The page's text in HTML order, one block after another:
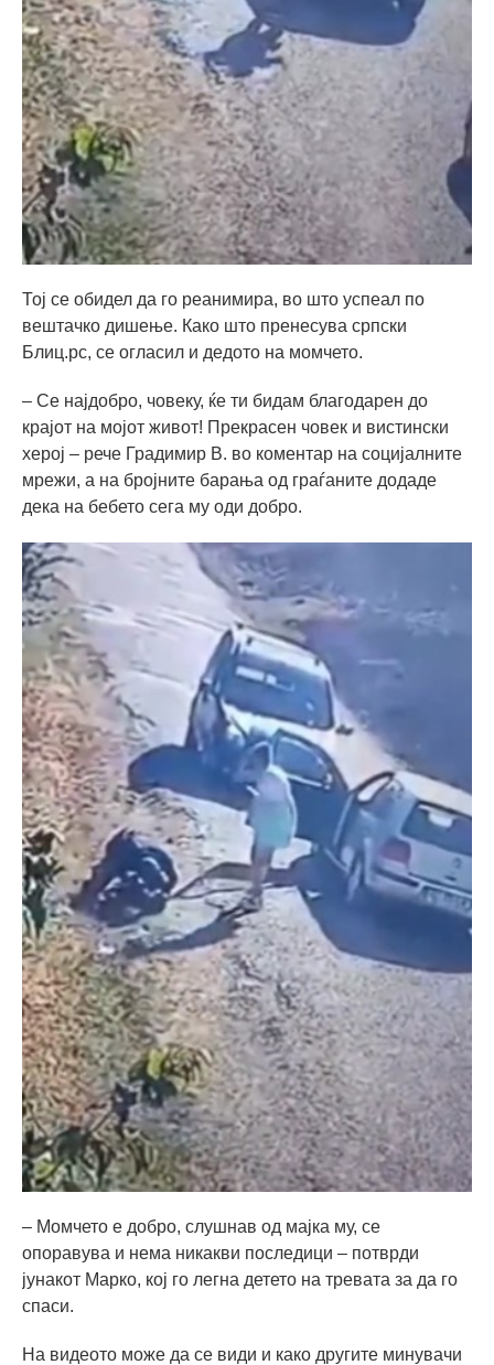
Тој се обидел да го реанимира, во што успеал по
вештачко дишење. Како што пренесува српски
Блиц.рс, се огласил и дедото на момчето.
– Се најдобро, човеку, ќе ти бидам благодарен до
крајот на мојот живот! Прекрасен човек и вистински
херој – рече Градимир В. во коментар на социјалните
мрежи, а на бројните барања од граѓаните додаде
дека на бебето сега му оди добро.
– Момчето е добро, слушнав од мајка му, се
опоравува и нема никакви последици – потврди
јунакот Марко, кој го легна детето на тревата за да го
спаси.
На видеото може да се види и како другите минувачи